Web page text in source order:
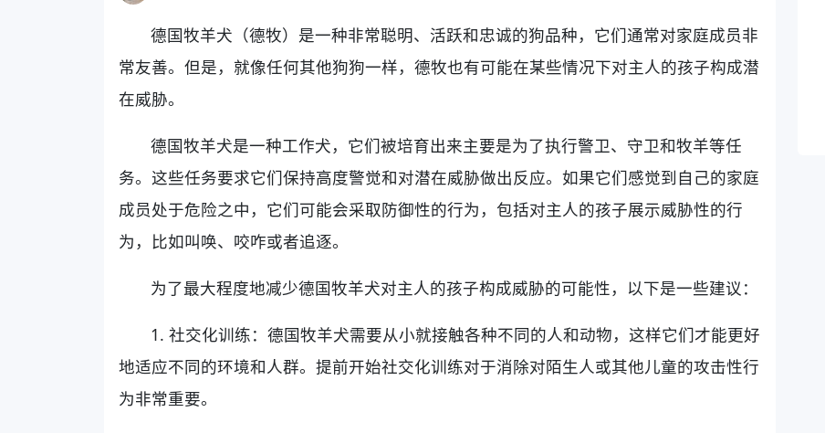
德国牧羊犬（德牧）是一种非常聪明、活跃和忠诚的狗品种，它们通常对家庭成员非
常友善。但是，就像任何其他狗狗一样，德牧也有可能在某些情况下对主人的孩子构成潜
在威胁。
德国牧羊犬是一种工作犬，它们被培育出来主要是为了执行警卫、守卫和牧羊等任
务。这些任务要求它们保持高度警觉和对潜在威胁做出反应。如果它们感觉到自己的家庭
成员处于危险之中，它们可能会采取防御性的行为，包括对主人的孩子展示威胁性的行
为，比如叫唤、咬咋或者追逐。
为了最大程度地减少德国牧羊犬对主人的孩子构成威胁的可能性，以下是一些建议：
1. 社交化训练：德国牧羊犬需要从小就接触各种不同的人和动物，这样它们才能更好
地适应不同的环境和人群。提前开始社交化训练对于消除对陌生人或其他儿童的攻击性行
为非常重要。